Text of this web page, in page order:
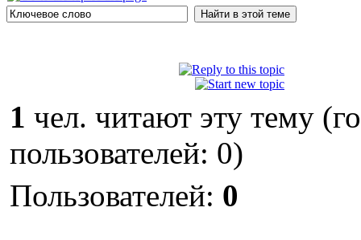
1 чел. читают эту тему
пользователей: 0)
Пользователей: 0